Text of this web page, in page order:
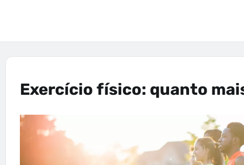
Exercício físico: quanto